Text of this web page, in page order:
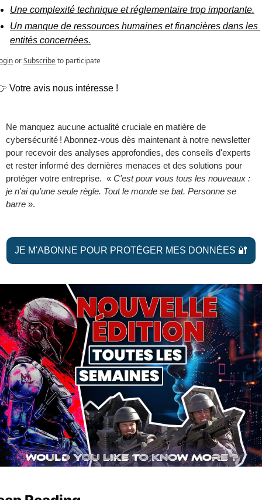
Une complexité technique et réglementaire trop importante.
Un manque de ressources humaines et financières dans les
entités concernées.
orSubscribeto participate
Votre avis nous intéresse !
Ne manquez aucune actualité cruciale en matière de
cybersécurité ! Abonnez-vous dès maintenant à notre newsletter
pour recevoir des analyses approfondies, des conseils d'experts
et rester informé des dernières menaces et des solutions pour
protéger votre entreprise.  « C'est pour vous tous les nouveaux :
je n'ai qu’une seule règle. Tout le monde se bat. Personne se
barre ».
JE M'ABONNE POUR PROTÉGER MES DONNÉES 🔐